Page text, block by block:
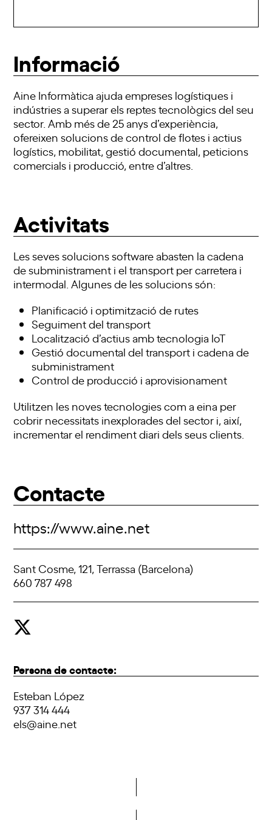
Informació
Aine Informàtica ajuda empreses logístiques i
indústries a superar els reptes tecnològics del seu
sector. Amb més de 25 anys d’experiència,
ofereixen solucions de control de flotes i actius
logístics, mobilitat, gestió documental, peticions
comercials i producció, entre d’altres.
Activitats
Les seves solucions software abasten la cadena
de subministrament i el transport per carretera i
intermodal. Algunes de les solucions són:
Planificació i optimització de rutes
Seguiment del transport
Localització d’actius amb tecnologia IoT
Gestió documental del transport i cadena de
subministrament
Control de producció i aprovisionament
Utilitzen les noves tecnologies com a eina per
cobrir necessitats inexplorades del sector i, així,
incrementar el rendiment diari dels seus clients.
Contacte
https://www.aine.net
Sant Cosme, 121, Terrassa (Barcelona)
660 787 498
Persona de contacte:
Esteban López
937 314 444
els@aine.net